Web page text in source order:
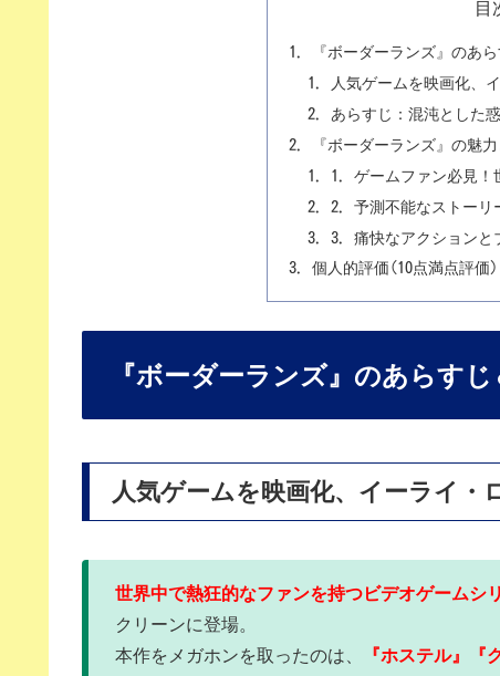
目
『ボーダーランズ』のあ
人気ゲームを映画化、
あらすじ：混沌とした
『ボーダーランズ』の魅
1. ゲームファン必見！
2. 予測不能なストーリ
3. 痛快なアクションと
個人的評価(10点満点評価
『ボーダーランズ』のあらすじ
人気ゲームを映画化、イーライ・
世界中で熱狂的なファンを持つビデオゲームシ
クリーンに登場。
本作をメガホンを取ったのは、
『ホステル』『